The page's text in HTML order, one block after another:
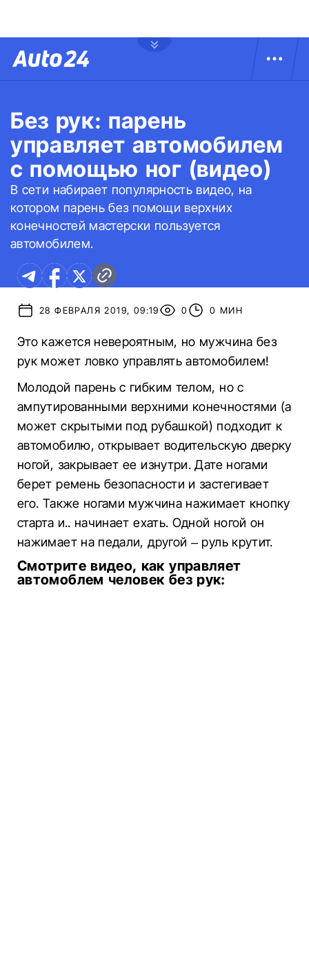
Без рук: парень
управляет автомобилем
с помощью ног (видео)
В сети набирает популярность видео, на
котором парень без помощи верхних
конечностей мастерски пользуется
автомобилем.
28 ФЕВРАЛЯ 2019, 09:19 0 0 МИН
Это кажется невероятным, но мужчина без
рук может ловко управлять автомобилем!
Молодой парень с гибким телом, но с
ампутированными верхними конечностями (а
может скрытыми под рубашкой) подходит к
автомобилю, открывает водительскую дверку
ногой, закрывает ее изнутри. Дате ногами
берет ремень безопасности и застегивает
его. Также ногами мужчина нажимает кнопку
старта и.. начинает ехать. Одной ногой он
нажимает на педали, другой – руль крутит.
Смотрите видео, как управляет
автомоблем человек без рук: